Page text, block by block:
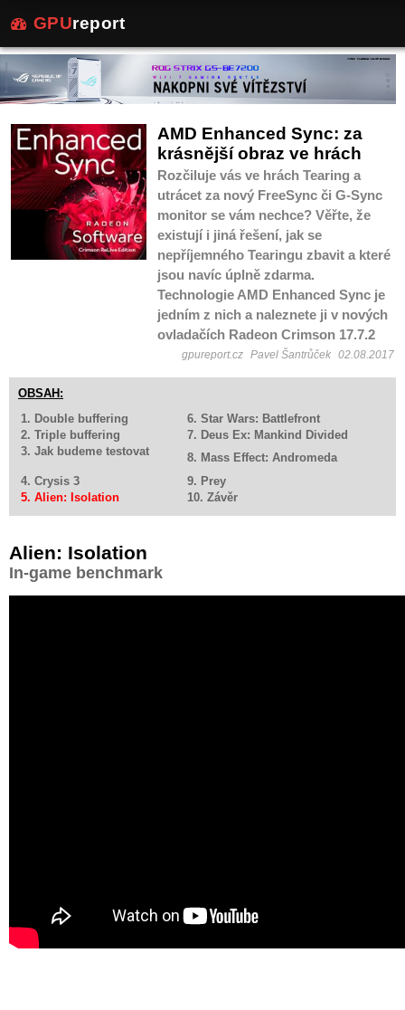
GPUreport
AMD Enhanced Sync: za
krásnější obraz ve hrách
Rozčiluje vás ve hrách Tearing a
utrácet za nový FreeSync či G-Sync
monitor se vám nechce? Věřte, že
existují i jiná řešení, jak se
nepříjemného Tearingu zbavit a které
jsou navíc úplně zdarma.
Technologie AMD Enhanced Sync je
jedním z nich a naleznete ji v nových
ovladačích Radeon Crimson 17.7.2
gpureport.cz Pavel Šantrůček 02.08.2017
OBSAH:
1. Double buffering
6. Star Wars: Battlefront
2. Triple buffering
7. Deus Ex: Mankind Divided
3. Jak budeme testovat
8. Mass Effect: Andromeda
4. Crysis 3
9. Prey
5. Alien: Isolation
10. Závěr
Alien: Isolation
In-game benchmark